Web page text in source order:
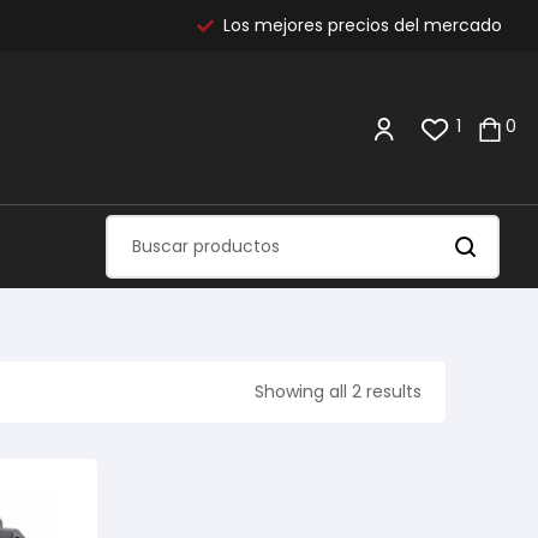
Los mejores precios del mercado
1 0
Showing all 2 results